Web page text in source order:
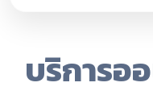
บริการอ